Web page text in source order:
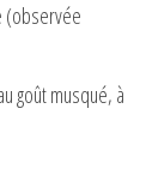
(observée
goût musqué, à